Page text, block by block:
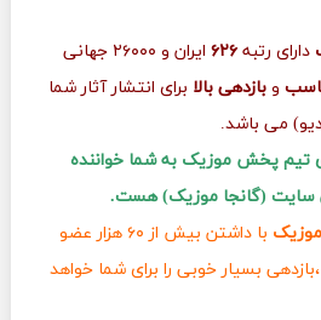
دارای رتبه۶۲۶
ایران و ۲۶۰۰۰ جهانی
و بازدهی بالا برای انتشار آثار شما
می باشد.
تیم پخش موزیک به شما خواننده
سایت (گانجا موزیک) هست.
موزیک
با داشتن بیش از ۶۰ هزار عضو
بسیار خوبی را برای شما خواهد